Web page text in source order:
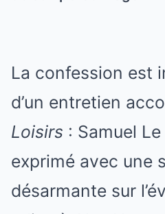
La confession est
d’un entretien
Loisirs : Samuel Le
exprimé avec une
désarmante sur